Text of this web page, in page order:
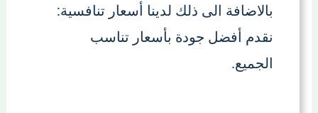
بالاضافة الى ذلك لدينا أسعار تنافسية:
نقدم أفضل جودة بأسعار تناسب
الجميع.